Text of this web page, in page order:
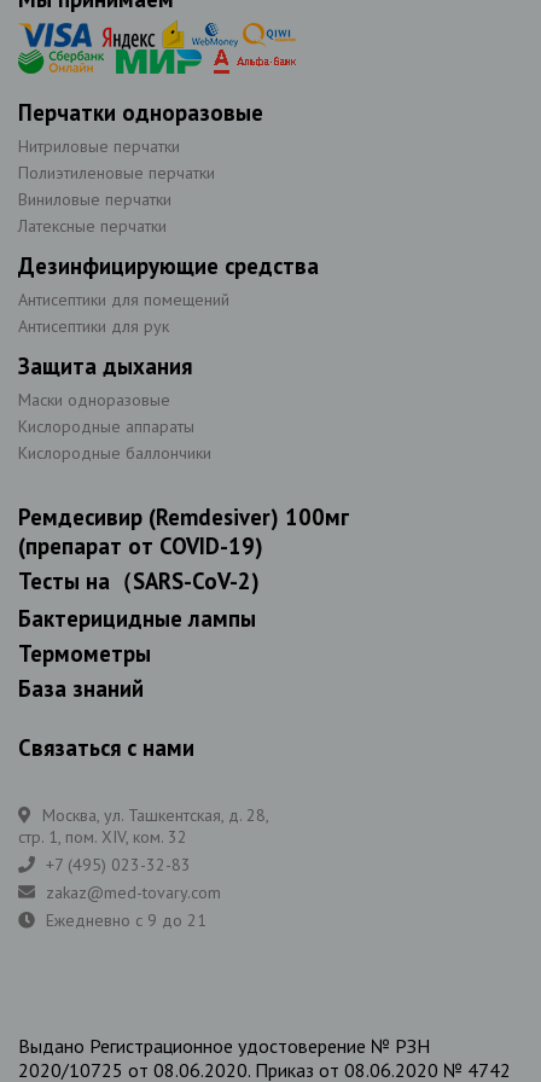
Перчатки одноразовые
Нитриловые перчатки
Полиэтиленовые перчатки
Виниловые перчатки
Латексные перчатки
Дезинфицирующие средства
Антисептики для помещений
Антисептики для рук
Защита дыхания
Маски одноразовые
Кислородные аппараты
Кислородные баллончики
Ремдесивир (Remdesiver) 100мг
(препарат от COVID-19)
Тесты на（SARS-CoV-2)
Бактерицидные лампы
Термометры
База знаний
Связаться с нами
Москва, ул. Ташкентская, д. 28,
стр. 1, пом. XIV, ком. 32
+7 (495) 023-32-83
zakaz@med-tovary.com
Ежедневно с 9 до 21
Выдано Регистрационное удостоверение № РЗН
2020/10725 от 08.06.2020. Приказ от 08.06.2020 № 4742